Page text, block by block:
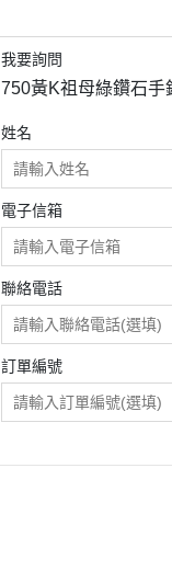
我要詢問
750黃K祖母綠鑽石手
姓名
電子信箱
聯絡電話
訂單編號